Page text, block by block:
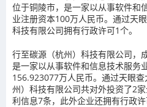
位于铜陵市，是一家以从事软件和
业注册资本100万人民币。通过天
科技有限公司拥有行政许可1个。
行至碳源（杭州）科技有限公司，
是一家以从事软件和信息技术服务
156.923077万人民币。通过天眼
州）科技有限公司共对外投资了2
利信息7条，此外企业还拥有行政许